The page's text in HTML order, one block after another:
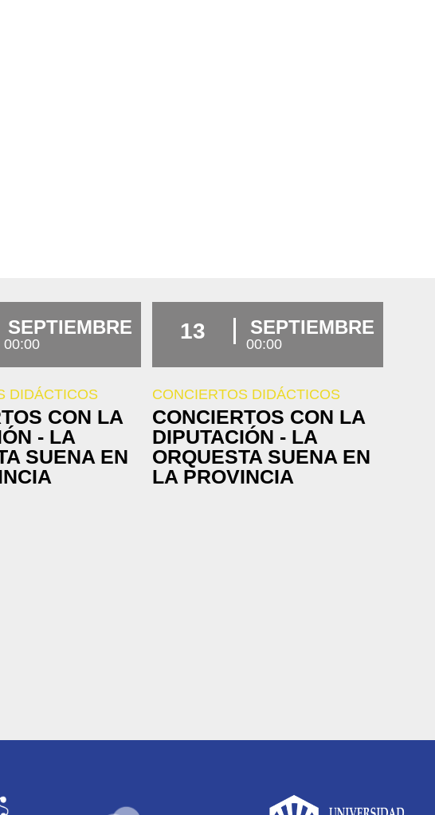
SEPTIEMBRE
00:00
DIDÁCTICOS
CON LA
- LA
SUENA EN
13 SEPTIEMBRE
00:00
CONCIERTOS DIDÁCTICOS
CONCIERTOS CON LA
DIPUTACIÓN - LA
ORQUESTA SUENA EN
LA PROVINCIA